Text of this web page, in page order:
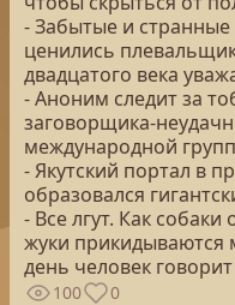
- Забытые и
ценились
двадцатого века
- Аноним следит за
заговорщика-
международной
- Якутский портал в
образовался
- Все лгут. Как
жуки прикидываются
день человек
100 0